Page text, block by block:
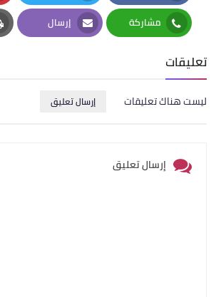
Facebook
Twitter
مشاركة
Whatsapp
إرسال
Email
تعليقات
ليست هناك تعليقات إرسال تعليق
إرسال تعليق